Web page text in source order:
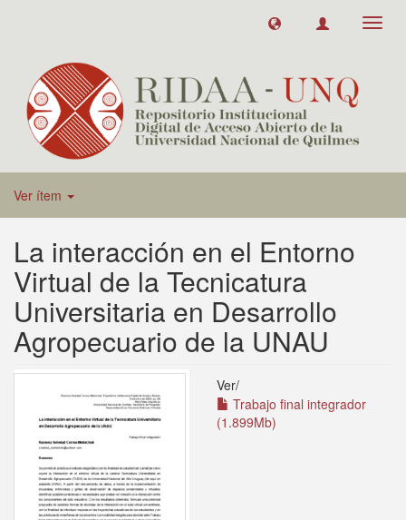
Ver ítem
La interacción en el Entorno
Virtual de la Tecnicatura
Universitaria en Desarrollo
Agropecuario de la UNAU
Ver/
Trabajo final integrador
(1.899Mb)